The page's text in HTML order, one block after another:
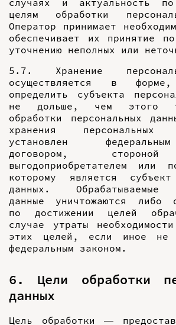
случаях и актуальность
целям обработки
Оператор принимает
обеспечивает их принятие
уточнению неполных или
5.7. Хранение
осуществляется в форме,
определить субъекта
не дольше, чем этого
обработки персональных
хранения
установлен
договором,
выгодоприобретателем или
которому является субъект
данных. Обрабатываемые
данные уничтожаются либо
по достижении целей
случае утраты
этих целей, если иное не
федеральным законом.
6. Цели обработки
данных
Цель обработки —